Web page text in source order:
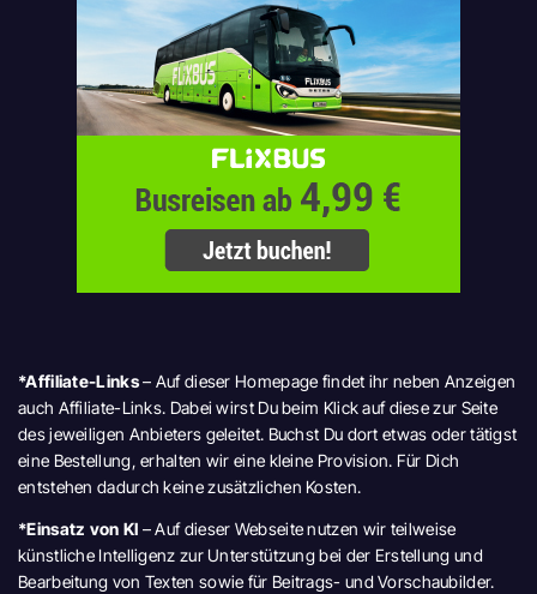
*Affiliate-Links– Auf dieser Homepage findet ihr neben Anzeigen
auch Affiliate-Links. Dabei wirst Du beim Klick auf diese zur Seite
des jeweiligen Anbieters geleitet. Buchst Du dort etwas oder tätigst
eine Bestellung, erhalten wir eine kleine Provision. Für Dich
entstehen dadurch keine zusätzlichen Kosten.
*Einsatz von KI – Auf dieser Webseite nutzen wir teilweise
künstliche Intelligenz zur Unterstützung bei der Erstellung und
Bearbeitung von Texten sowie für Beitrags- und Vorschaubilder.